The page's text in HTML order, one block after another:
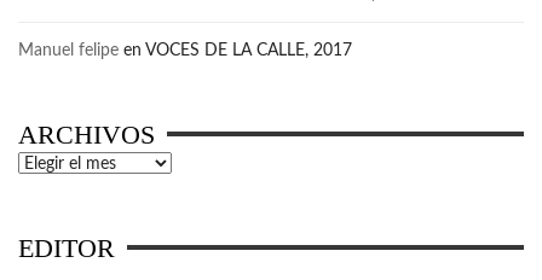
Manuel felipe en VOCES DE LA CALLE, 2017
ARCHIVOS
Archivos
EDITOR